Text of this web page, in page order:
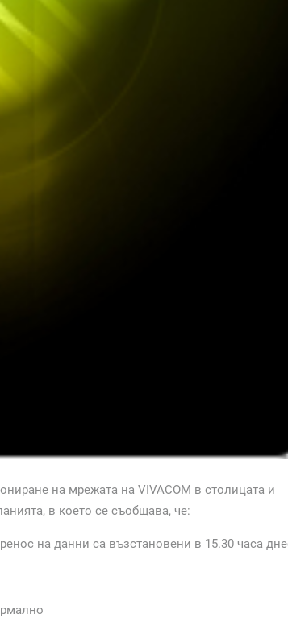
на мрежата на VIVACOM в столицата и
в което се съобщава, че:
на данни са възстановени в 15.30 часа